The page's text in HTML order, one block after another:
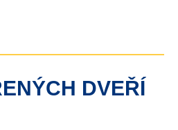
DVEŘÍ